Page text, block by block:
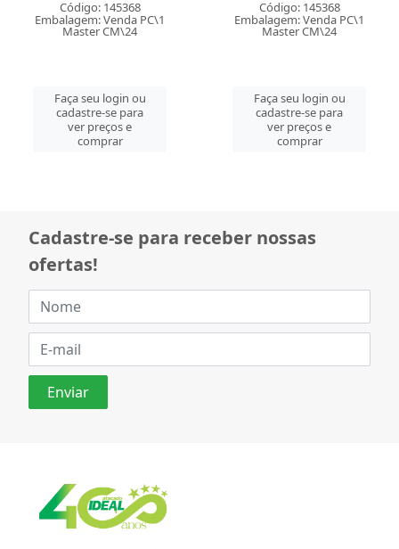
Código: 145368
Embalagem: Venda PC\1
Master CM\24
Faça seu login ou
cadastre-se para
ver preços e
comprar
Código: 145368
Embalagem: Venda PC\1
Master CM\24
Faça seu login ou
cadastre-se para
ver preços e
comprar
Cadastre-se para receber nossas
ofertas!